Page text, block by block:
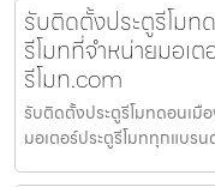
รับติดตั้งประตูรีโมท
รีโมทที่จำหน่ายมอเ
รีโมท.com
รับติดตั้งประตูรีโมทดอนเมื
มอเตอร์ประตูรีโมททุกแบร